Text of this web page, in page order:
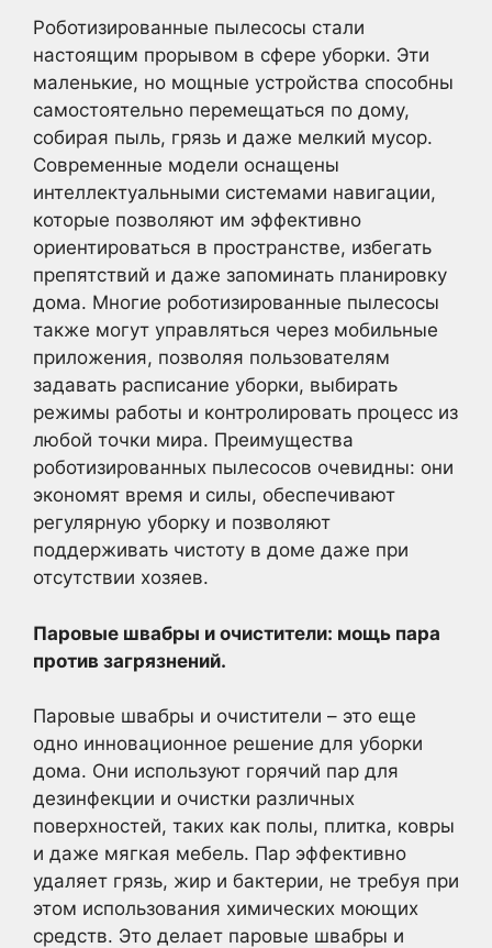
Роботизированные пылесосы стали
настоящим прорывом в сфере уборки. Эти
маленькие, но мощные устройства способны
самостоятельно перемещаться по дому,
собирая пыль, грязь и даже мелкий мусор.
Современные модели оснащены
интеллектуальными системами навигации,
которые позволяют им эффективно
ориентироваться в пространстве, избегать
препятствий и даже запоминать планировку
дома. Многие роботизированные пылесосы
также могут управляться через мобильные
приложения, позволяя пользователям
задавать расписание уборки, выбирать
режимы работы и контролировать процесс из
любой точки мира. Преимущества
роботизированных пылесосов очевидны: они
экономят время и силы, обеспечивают
регулярную уборку и позволяют
поддерживать чистоту в доме даже при
отсутствии хозяев.
Паровые швабры и очистители: мощь пара
против загрязнений.
Паровые швабры и очистители – это еще
одно инновационное решение для уборки
дома. Они используют горячий пар для
дезинфекции и очистки различных
поверхностей, таких как полы, плитка, ковры
и даже мягкая мебель. Пар эффективно
удаляет грязь, жир и бактерии, не требуя при
этом использования химических моющих
средств. Это делает паровые швабры и